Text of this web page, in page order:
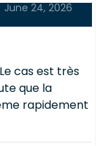
June 24, 2026
cas est très
que la
rapidement